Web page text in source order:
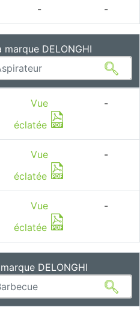
- -
DELONGHI
Vue
éclatée
-
Vue
éclatée
-
Vue
éclatée
-
DELONGHI